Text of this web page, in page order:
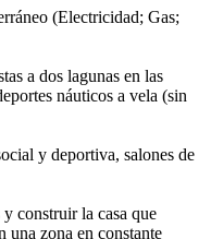
(Electricidad; Gas;
a dos lagunas en las
náuticos a vela (sin
y deportiva, salones de
construir la casa que
una zona en constante